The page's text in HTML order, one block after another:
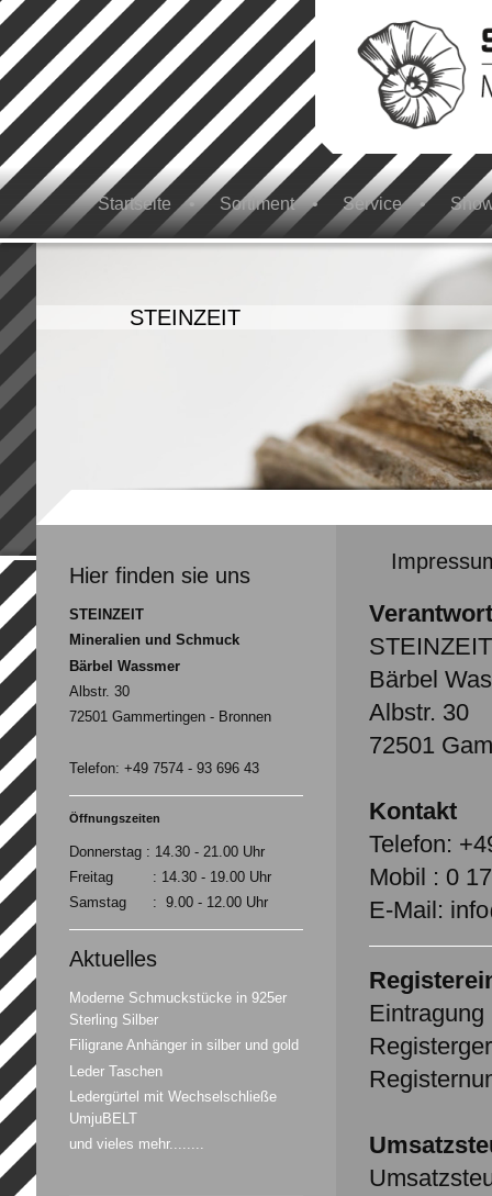
Startseite Sortiment Service
STEINZEIT
STEINZEIT
Bärbel
Albstr. 30
72501
Kontakt
Telefon:
Mobil : 0
E-Mail:
Hier finden sie uns
STEINZEIT
Mineralien und Schmuck
Bärbel Wassmer
Albstr. 30
72501 Gammertingen - Bronnen
Telefon: +49 7574 - 93 696 43
Öffnungszeiten
Donnerstag : 14.30 - 21.00 Uhr
Freitag : 14.30 - 19.00 Uhr
Samstag : 9.00 - 12.00 Uhr
Aktuelles
Moderne Schmuckstücke in 925er
Sterling Silber
Filigrane Anhänger in silber und gold
Leder Taschen
Ledergürtel mit Wechselschließe
UmjuBELT
und vieles mehr........